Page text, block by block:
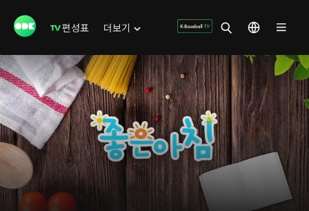
편성표 더보기